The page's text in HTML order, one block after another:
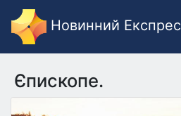
Новинний Експрес
Єпископе.